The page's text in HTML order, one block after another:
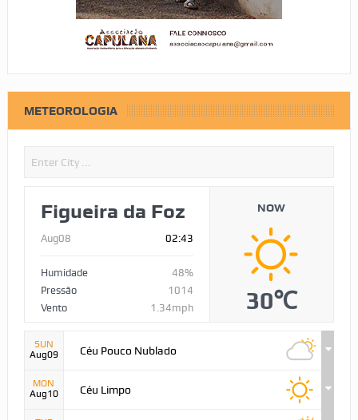
METEOROLOGIA
Figueira da Foz
Aug08 02:43
Humidade
48%
Pressão
1014
Vento
1.34mph
NOW
30℃
SUN
Aug09
Céu Pouco Nublado
MON
Aug10
Céu Limpo